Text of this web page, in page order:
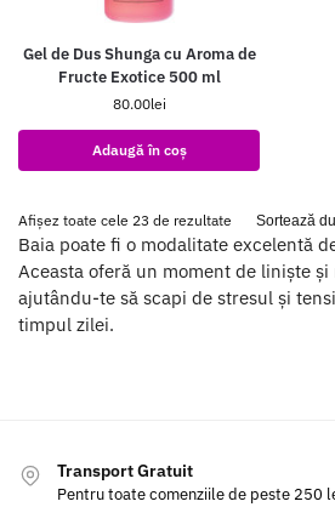
Gel de Dus Shunga cu Aroma de
Fructe Exotice 500 ml
80.00lei
Adaugă în coș
Afișez toate cele 23 de rezultate
Baia poate fi o modalitate excelentă
Aceasta oferă un moment de liniște
ajutându-te să scapi de stresul și
timpul zilei.
Transport Gratuit
Pentru toate comenziile de peste 250